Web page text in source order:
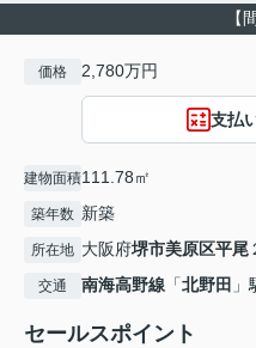
【
価格 2,780万円
支払
建物面積111.78㎡
築年数 新築
所在地 大阪府堺市美原区平尾
交通 南海高野線 「北野田
セールスポイント